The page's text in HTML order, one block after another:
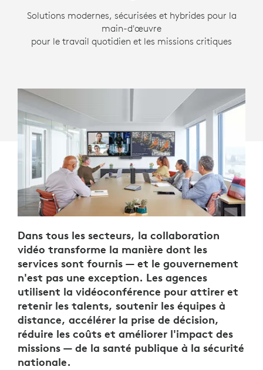
Solutions modernes, sécurisées et hybrides pour la
main-d'œuvre
pour le travail quotidien et les missions critiques
Dans tous les secteurs, la collaboration
vidéo transforme la manière dont les
services sont fournis — et le gouvernement
n'est pas une exception. Les agences
utilisent la vidéoconférence pour attirer et
retenir les talents, soutenir les équipes à
distance, accélérer la prise de décision,
réduire les coûts et améliorer l'impact des
missions — de la santé publique à la sécurité
nationale.